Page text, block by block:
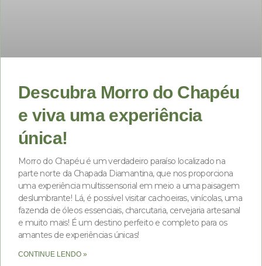
Descubra Morro do Chapéu
e viva uma experiência
única!
Morro do Chapéu é um verdadeiro paraíso localizado na
parte norte da Chapada Diamantina, que nos proporciona
uma experiência multissensorial em meio a uma paisagem
deslumbrante! Lá, é possível visitar cachoeiras, vinícolas, uma
fazenda de óleos essenciais, charcutaria, cervejaria artesanal
e muito mais! É um destino perfeito e completo para os
amantes de experiências únicas!
CONTINUE LENDO »